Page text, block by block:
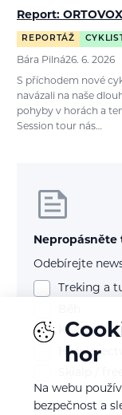
Report:
REPORTÁŽ
Bára Pilná26. 6. 2026
S příchodem nové
navázali na naše
pohyby v horách a
Session tour nás…
Nepropásněte
Odebírejte
Treking a
Kolo
E-mail
hor
Na webu
bezpečnost a